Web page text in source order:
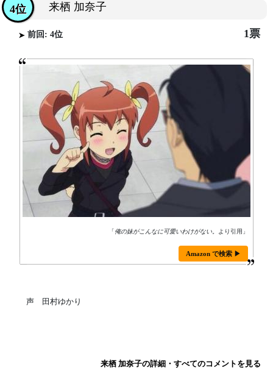
来栖 加奈子
4位
前回: 4位 1票
「俺の妹がこんなに可愛いわけがない。 より引用」
Amazon で検索 ▶
声 田村ゆかり
来栖 加奈子の詳細・すべてのコメントを見る